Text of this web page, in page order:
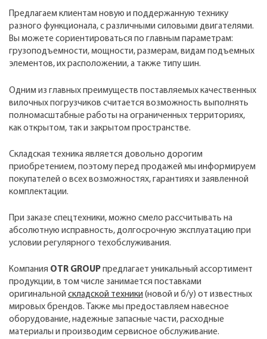
Предлагаем клиентам новую и поддержанную технику
разного функционала, с различными силовыми двигателями.
Вы можете сориентироваться по главным параметрам:
грузоподъемности, мощности, размерам, видам подъемных
элементов, их расположении, а также типу шин.
Одним из главных преимуществ поставляемых качественных
вилочных погрузчиков считается возможность выполнять
полномасштабные работы на ограниченных территориях,
как открытом, так и закрытом пространстве.
Складская техника является довольно дорогим
приобретением, поэтому перед продажей мы информируем
покупателей о всех возможностях, гарантиях и заявленной
комплектации.
При заказе спецтехники, можно смело рассчитывать на
абсолютную исправность, долгосрочную эксплуатацию при
условии регулярного техобслуживания.
Компания OTR GROUPпредлагает уникальный ассортимент
продукции, в том числе занимается поставками
оригинальной складской техники (новой и б/у) от известных
мировых брендов. Также мы предоставляем навесное
оборудование, надежные запасные части, расходные
материалы и производим сервисное обслуживание.